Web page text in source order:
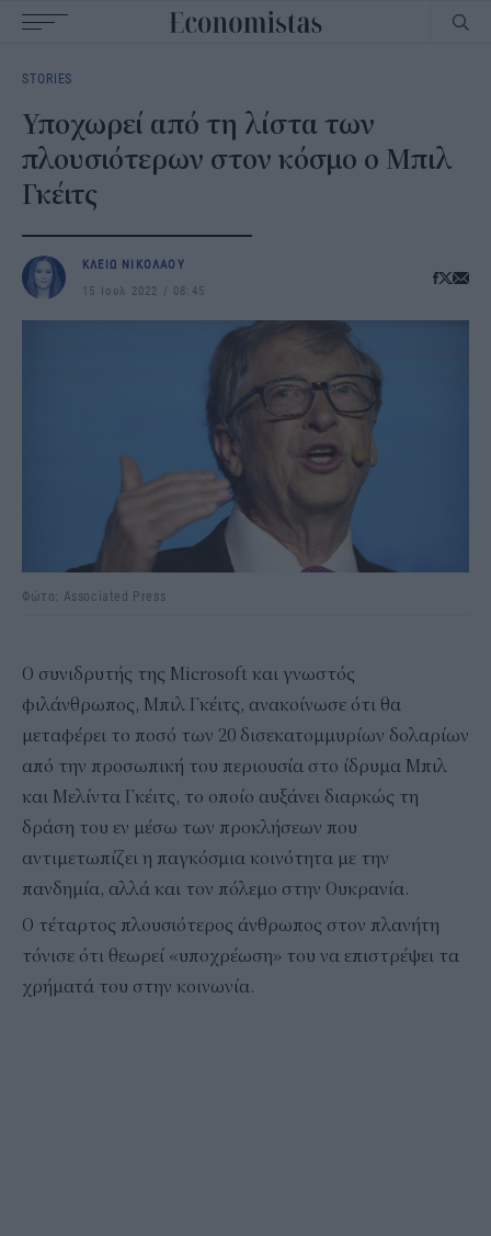
navigation
STORIES
Υποχωρεί από τη λίστα των
πλουσιότερων στον κόσμο ο Μπιλ
Γκέιτς
ΚΛΕΙΩ ΝΙΚΟΛΑΟΥ
15 Ιουλ 2022
08:45
Φώτο: Associated Press
Ο συνιδρυτής της Microsoft και γνωστός
φιλάνθρωπος, Μπιλ Γκέιτς, ανακοίνωσε ότι θα
μεταφέρει το ποσό των 20 δισεκατομμυρίων δολαρίων
από την προσωπική του περιουσία στο ίδρυμα Μπιλ
και Μελίντα Γκέιτς, το οποίο αυξάνει διαρκώς τη
δράση του εν μέσω των προκλήσεων που
αντιμετωπίζει η παγκόσμια κοινότητα με την
πανδημία, αλλά και τον πόλεμο στην Ουκρανία.
Ο τέταρτος πλουσιότερος άνθρωπος στον πλανήτη
τόνισε ότι θεωρεί «υποχρέωση» του να επιστρέψει τα
χρήματά του στην κοινωνία.